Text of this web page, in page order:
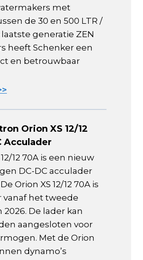
met
de 30 en 500 LTR /
generatie ZEN
heeft Schenker een
en betrouwbaar
Orion XS 12/12
Acculader
12 70A is een nieuw
DC-DC acculader
Orion XS 12/12 70A is
vanaf het tweede
2026. De lader kan
aangesloten voor
Met de Orion
dynamo’s